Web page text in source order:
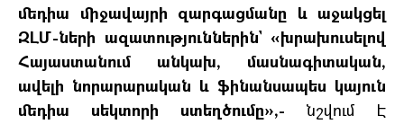
մեդիա միջավայրի զարգացմանը և աջակցել
ԶԼՄ-ների ազատություններին` «խրախուսելով
Հայաստանում անկախ, մասնագիտական,
ավելի նորարարական և ֆինանսապես կայուն
մեդիա սեկտորի ստեղծումը»,- նշվում Է